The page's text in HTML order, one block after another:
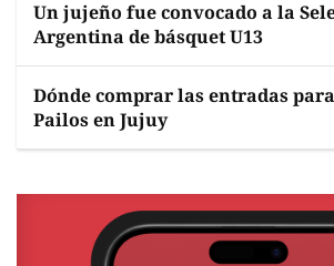
Un jujeño fue convocado a la
Argentina de básquet U13
Dónde comprar las entradas
Pailos en Jujuy